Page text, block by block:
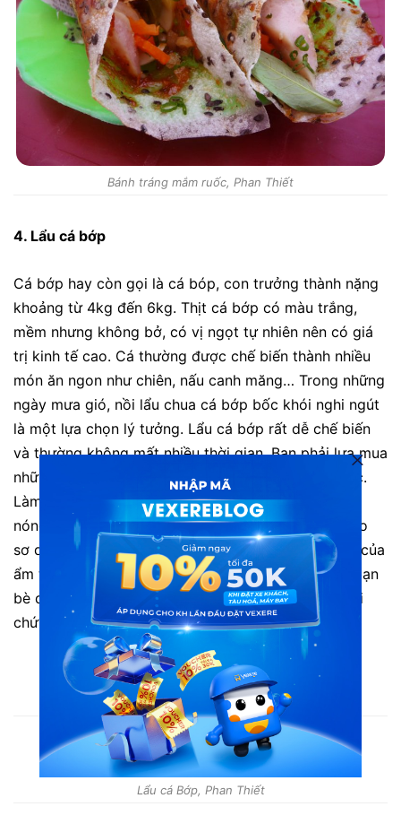
Bánh tráng mắm ruốc, Phan Thiết
4. Lẩu cá bớp
Cá bớp hay còn gọi là cá bóp, con trưởng thành nặng
khoảng từ 4kg đến 6kg. Thịt cá bớp có màu trắng,
mềm nhưng không bở, có vị ngọt tự nhiên nên có giá
trị kinh tế cao. Cá thường được chế biến thành nhiều
món ăn ngon như chiên, nấu canh măng… Trong những
ngày mưa gió, nồi lẩu chua cá bớp bốc khói nghi ngút
là một lựa chọn lý tưởng. Lẩu cá bớp rất dễ chế biến
và thường không mất nhiều thời gian. Bạn phải lựa mua
những con cá còn tương ngon, thịt cá còn săn chắc.
Làm sạch cá, thái cá thành từng khúc vừa ăn. Làm
nóng dầu trên chảo, phi thơm tỏi rồi cho cá vào xào
sơ qua để thịt cá săn lại. Đây là món ngon đặc sản của
ẩm thực Phan Thiết, còn gì vui hơn cùng gia đình, bạn
bè quây quần bên nồi lẩu thơm ngon nghi ngút khói
chứ?
Lẩu cá Bớp, Phan Thiết
Lẩu cá Bớp, Phan Thiết